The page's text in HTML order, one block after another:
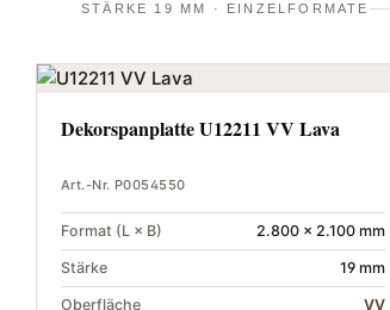
STÄRKE 19 MM · EINZELFORMATE
Dekorspanplatte U12211 VV Lava
Art.-Nr. P0054550
Format (L × B) 2.800 × 2.100 mm
Stärke 19 mm
Oberfläche VV